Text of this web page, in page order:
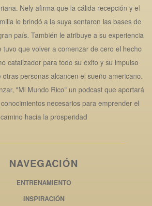
Nely afirma que la cálida recepción y el
le brindó a la suya sentaron las bases de
país. También le atribuye a su experiencia
tuvo que volver a comenzar de cero el hecho
catalizador para todo su éxito y su impulso
personas alcancen el sueño americano.
"Mi Mundo Rico" un podcast que aportará
necesarios para emprender el
camino hacia la prosperidad
NAVEGACIÓN
ENTRENAMIENTO
INSPIRACIÓN